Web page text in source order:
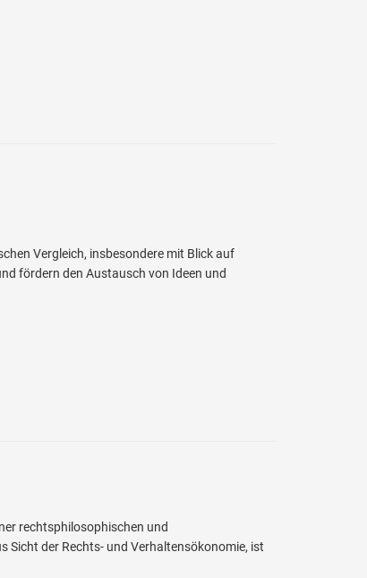
Vergleich, insbesondere mit Blick auf
fördern den Austausch von Ideen und
rechtsphilosophischen und
der Rechts- und Verhaltensökonomie, ist